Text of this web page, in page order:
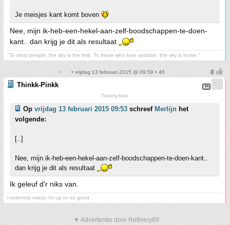
Je meisjes kant komt boven
Nee, mijn ik-heb-een-hekel-aan-zelf-boodschappen-te-doen-
kant.. dan krijg je dit als resultaat
"To most people, the sky is the limit. To those who love aviation, the sky is home."
• vrijdag 13 februari 2015 @ 09:59 • 46
Thinkk-Pinkk
Tickety-boo
Op vrijdag 13 februari 2015 09:53 schreef Merlijn het
volgende:
[..]
Nee, mijn ik-heb-een-hekel-aan-zelf-boodschappen-te-doen-kant..
dan krijg je dit als resultaat
Ik geleuf d'r niks van.
I solemnly swear i'm up to no good
▼ Advertentie door Refinery89